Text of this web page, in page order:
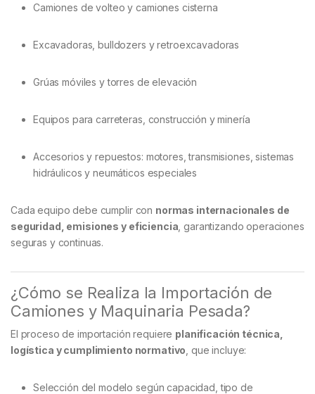
Camiones de volteo y camiones cisterna
Excavadoras, bulldozers y retroexcavadoras
Grúas móviles y torres de elevación
Equipos para carreteras, construcción y minería
Accesorios y repuestos: motores, transmisiones, sistemas
hidráulicos y neumáticos especiales
Cada equipo debe cumplir con normas internacionales de
seguridad, emisiones y eficiencia , garantizando operaciones
seguras y continuas.
¿Cómo se Realiza la Importación de
Camiones y Maquinaria Pesada?
El proceso de importación requiere planificación técnica,
logística y cumplimiento normativo , que incluye:
Selección del modelo según capacidad, tipo de